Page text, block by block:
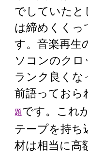
でしていたと
は締めくくっ
す。音楽再生
ソコンのク
ランク良くな
前語っておら
題です。これ
テープを持ち
材は相当に高